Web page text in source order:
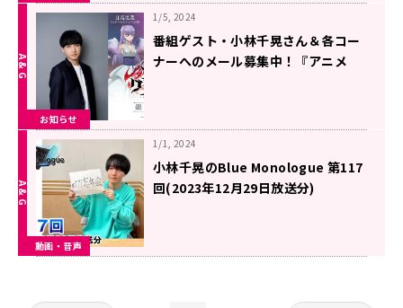
お知らせ
1/5, 2024
番組ゲスト・小林千晃さん＆各コー
ナーへのメール募集中！『アニメ
動画・音声
1/1, 2024
小林千晃のBlue Monologue 第117
回(2023年12月29日放送分)